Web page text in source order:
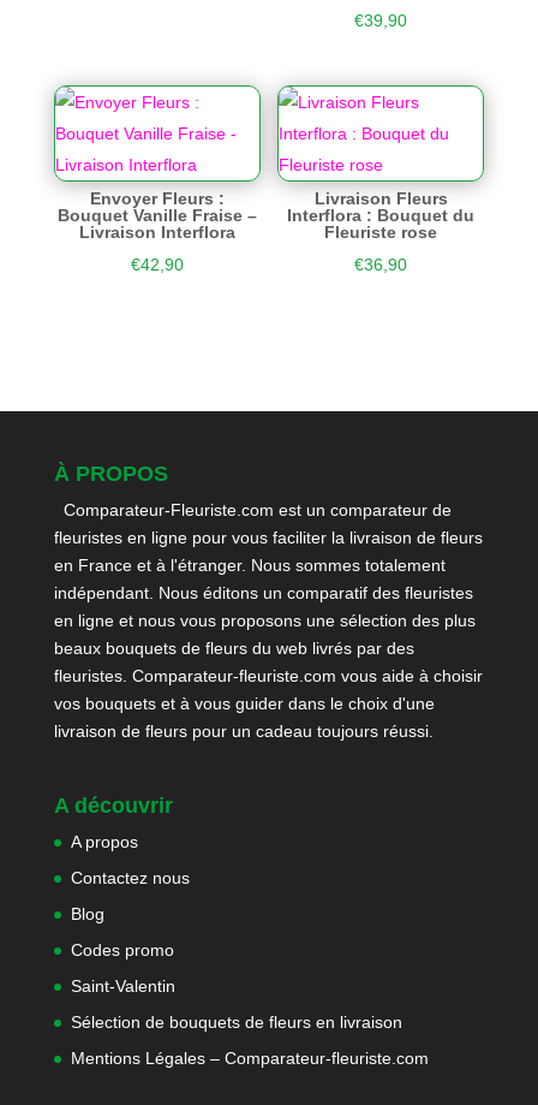
€39,90
Envoyer Fleurs :
Bouquet Vanille Fraise –
Livraison Interflora
€42,90
Livraison Fleurs
Interflora : Bouquet du
Fleuriste rose
€36,90
À PROPOS
Comparateur-Fleuriste.com est un comparateur de
fleuristes en ligne pour vous faciliter la livraison de fleurs
en France et à l'étranger. Nous sommes totalement
indépendant. Nous éditons un comparatif des fleuristes
en ligne et nous vous proposons une sélection des plus
beaux bouquets de fleurs du web livrés par des
fleuristes. Comparateur-fleuriste.com vous aide à choisir
vos bouquets et à vous guider dans le choix d'une
livraison de fleurs pour un cadeau toujours réussi.
A découvrir
A propos
Contactez nous
Blog
Codes promo
Saint-Valentin
Sélection de bouquets de fleurs en livraison
Mentions Légales – Comparateur-fleuriste.com